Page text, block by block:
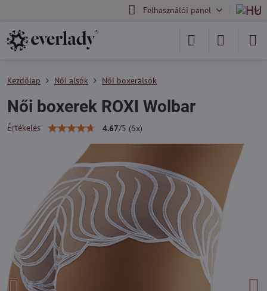
Felhasználói panel
Kezdőlap Női alsók Női boxeralsók
Női boxerek ROXI Wolbar
Értékelés 4.67/5 (6x)